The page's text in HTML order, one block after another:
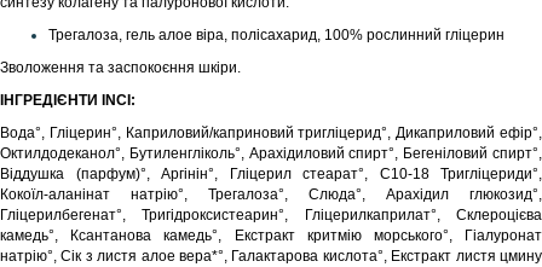
Трегалоза, гель алое віра, полісахарид, 100% рослинний гліцерин
Зволоження та заспокоєння шкіри.
ІНГРЕДІЄНТИ INCI:
Вода°, Гліцерин°, Каприловий/каприновий тригліцерид°, Дикаприловий ефір°,
Октилдодеканол°, Бутиленгліколь°, Арахідиловий спирт°, Бегеніловий спирт°,
Віддушка (парфум)°, Аргінін°, Гліцерил стеарат°, C10-18 Тригліцериди°,
Кокоїл-аланінат натрію°, Трегалоза°, Слюда°, Арахідил глюкозид°,
Гліцерилбегенат°, Тригідроксистеарин°, Гліцерилкаприлат°, Склероцієва
камедь°, Ксантанова камедь°, Екстракт критмію морського°, Гіалуронат
натрію°, Сік з листя алое вера*°, Галактарова кислота°, Екстракт листя цмину